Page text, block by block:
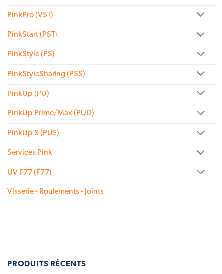
PinkPro (VS1)
PinkStart (PST)
PinkStyle (PS)
PinkStyleSharing (PSS)
PinkUp (PU)
PinkUp Prime/Max (PUD)
PinkUp S (PUS)
Services Pink
UV F77 (F77)
Visserie - Roulements - Joints
PRODUITS RÉCENTS